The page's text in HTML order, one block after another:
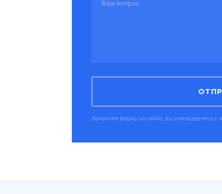
Заполняя форму на сайте, вы соглашаетесь